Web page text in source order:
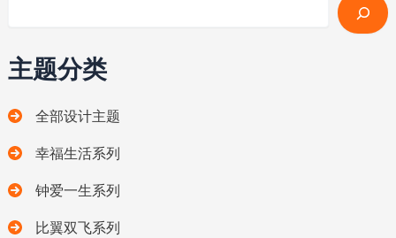
主题分类
全部设计主题
幸福生活系列
钟爱一生系列
比翼双飞系列